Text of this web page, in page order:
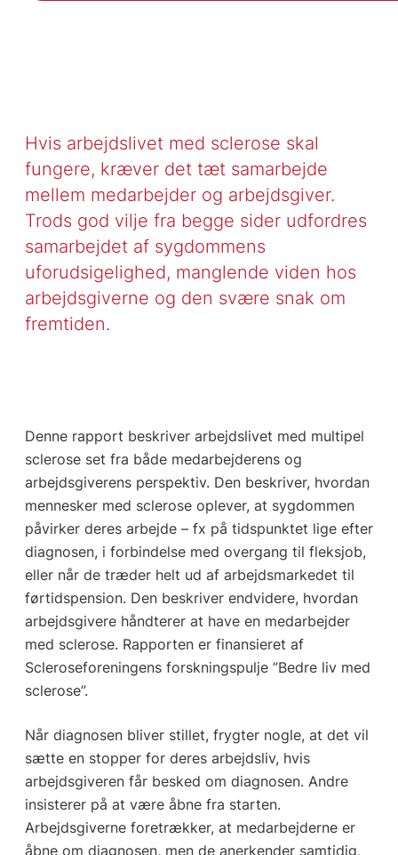
Hvis arbejdslivet med sclerose skal
fungere, kræver det tæt samarbejde
mellem medarbejder og arbejdsgiver.
Trods god vilje fra begge sider udfordres
samarbejdet af sygdommens
uforudsigelighed, manglende viden hos
arbejdsgiverne og den svære snak om
fremtiden.
Denne rapport beskriver arbejdslivet med multipel
sclerose set fra både medarbejderens og
arbejdsgiverens perspektiv. Den beskriver, hvordan
mennesker med sclerose oplever, at sygdommen
påvirker deres arbejde – fx på tidspunktet lige efter
diagnosen, i forbindelse med overgang til fleksjob,
eller når de træder helt ud af arbejdsmarkedet til
førtidspension. Den beskriver endvidere, hvordan
arbejdsgivere håndterer at have en medarbejder
med sclerose. Rapporten er finansieret af
Scleroseforeningens forskningspulje ”Bedre liv med
sclerose”.
Når diagnosen bliver stillet, frygter nogle, at det vil
sætte en stopper for deres arbejdsliv, hvis
arbejdsgiveren får besked om diagnosen. Andre
insisterer på at være åbne fra starten.
Arbejdsgiverne foretrækker, at medarbejderne er
åbne om diagnosen, men de anerkender samtidig,